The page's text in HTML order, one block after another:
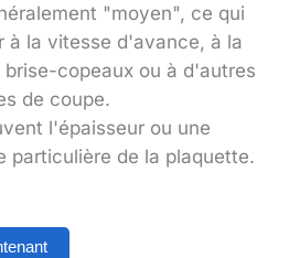
"moyen", ce qui
à la vitesse d'avance, à la
copeaux ou à d'autres
de coupe.
l'épaisseur ou une
particulière de la plaquette.